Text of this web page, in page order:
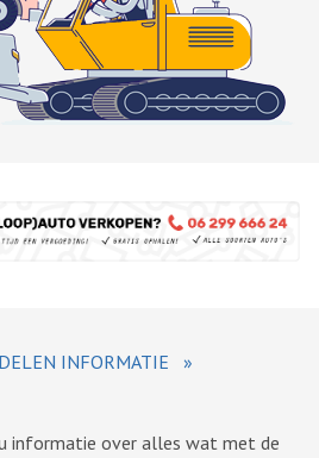
INFORMATIE
»
informatie over alles wat met de